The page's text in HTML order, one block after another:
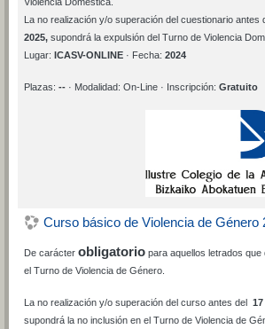
La no realización y/o superación del cuestionario antes
2025,supondrá la expulsión del Turno de Violencia
Lugar: ICASV-ONLINE· Fecha: 2024
Plazas: -- · Modalidad: On-Line · Inscripción: Gratuito
Curso básico de Violencia de Género
De carácter obligatorio para aquellos letrados
el Turno de Violencia de Género.
La no realización y/o superación del curso antes del
supondrá la no inclusión en el Turno de Violencia de